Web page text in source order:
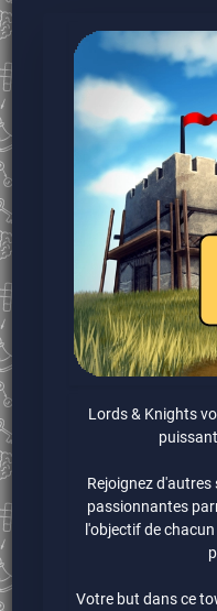
Lords & Knights
Rejoignez
passionnantes
l'objectif de
Votre but dans ce